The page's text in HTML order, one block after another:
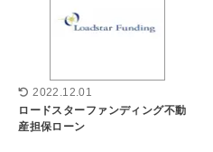
2022.12.01
ロードスターファンディング不動
産担保ローン